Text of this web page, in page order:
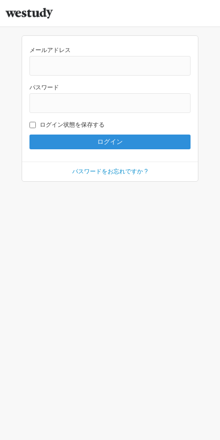
メールアドレス
パスワード
ログイン状態を保存する
パスワードをお忘れですか ?